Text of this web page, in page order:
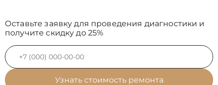
Оставьте заявку для проведения диагностики и
получите скидку до 25%
Узнать стоимость ремонта